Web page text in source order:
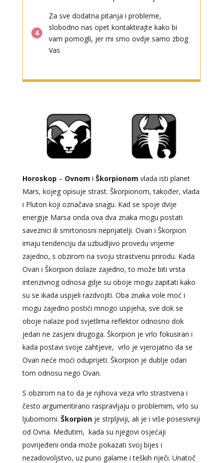
4
Za sve dodatna pitanja i probleme,
slobodno nas opet kontaktirajte kako bi
vam pomogli, jer mi smo ovdje samo zbog
Vas
Horoskop – Ovnom i Škorpionom vlada isti planet
Mars, kojeg opisuje strast. Škorpionom, također, vlada
i Pluton koji označava snagu. Kad se spoje dvije
energije Marsa onda ova dva znaka mogu postati
saveznici ili smrtonosni neprijatelji. Ovan i Škorpion
imaju tendenciju da uzbudljivo provedu vrijeme
zajedno, s obzirom na svoju strastvenu prirodu. Kada
Ovan i Škorpion dolaze zajedno, to može biti vrsta
intenzivnog odnosa gdje su oboje mogu zapitati kako
su se ikada uspjeli razdvojiti. Oba znaka vole moć i
mogu zajedno postići mnogo uspjeha, sve dok se
oboje nalaze pod svjetlima reflektor odnosno dok
jedan ne zasjeni drugoga. Škorpion je vrlo fokusiran i
kada postavi svoje zahtjeve, vrlo je vjerojatno da se
Ovan neće moći oduprijeti. Škorpion je dublje odan
tom odnosu nego Ovan.
S obzirom na to da je njihova veza vrlo strastvena i
često argumentirano raspravljaju o problemim, vrlo su
ljubomorni. Škorpionje strpljiviji, ali je i više posesivniji
od Ovna. Međutim, kada su njegovi osjećaji
povrijeđeni onda može pokazati svoj bijes i
nezadovoljstvo, uz puno galame i teških riječi. Unatoč